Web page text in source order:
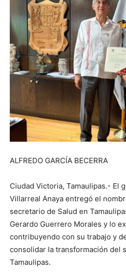
ALFREDO GARCÍA BECERRA
Ciudad Victoria, Tamaulipas.- El
Villarreal Anaya entregó el
secretario de Salud en
Gerardo Guerrero Morales y lo
contribuyendo con su trabajo y
consolidar la transformación del
Tamaulipas.